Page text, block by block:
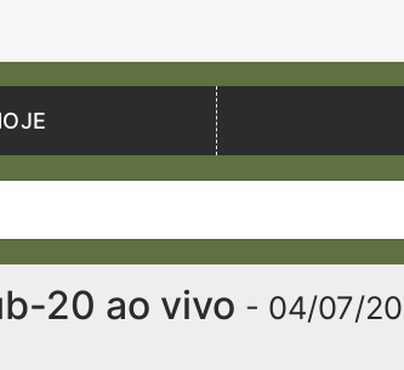
20 ao vivo - 04/07/